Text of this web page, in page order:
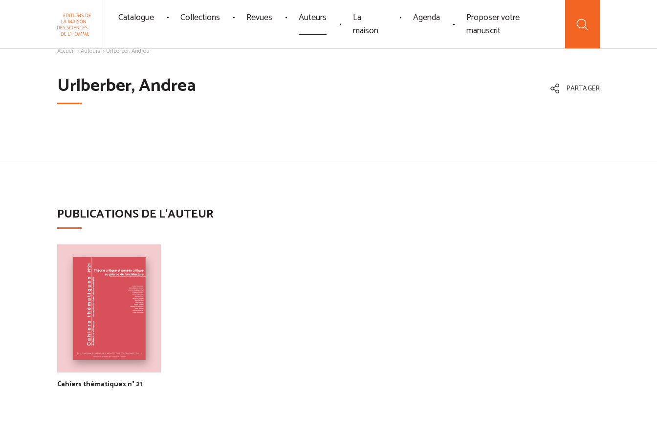
Catalogue Collections Revues Auteurs
La
maison
Agenda
Proposer votre
manuscrit
Accueil Auteurs Urlberber, Andrea
Urlberber, Andrea PARTAGER
PUBLICATIONS DE L'AUTEUR
Cahiers thématiques n° 21